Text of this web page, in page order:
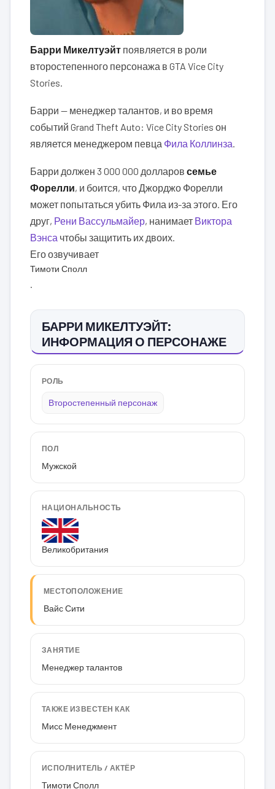
Барри Микелтуэйт появляется в роли
второстепенного персонажа в GTA Vice City
Stories.
Барри — менеджер талантов, и во время
событий Grand Theft Auto: Vice City Stories он
является менеджером певца Фила Коллинза.
Барри должен 3 000 000 долларов семье
Форелли, и боится, что Джорджо Форелли
может попытаться убить Фила из-за этого. Его
друг, Рени Вассульмайер, нанимает Виктора
Вэнса чтобы защитить их двоих.
Его озвучивает
Тимоти Сполл
.
БАРРИ МИКЕЛТУЭЙТ:
ИНФОРМАЦИЯ О ПЕРСОНАЖЕ
РОЛЬ
Второстепенный персонаж
ПОЛ
Мужской
НАЦИОНАЛЬНОСТЬ
Великобритания
МЕСТОПОЛОЖЕНИЕ
Вайс Сити
ЗАНЯТИЕ
Менеджер талантов
ТАКЖЕ ИЗВЕСТЕН КАК
Мисс Менеджмент
ИСПОЛНИТЕЛЬ / АКТЁР
Тимоти Сполл